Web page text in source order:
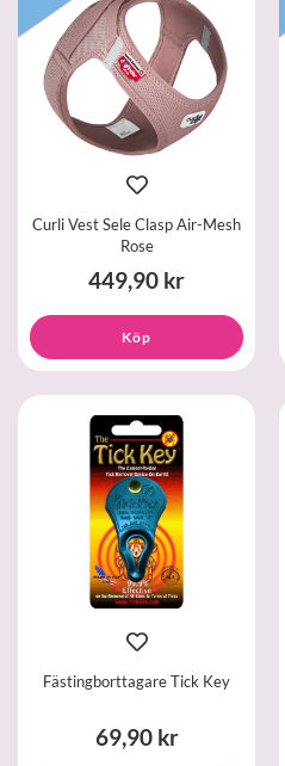
Curli Vest Sele Clasp Air-Mesh
Rose
449,90 kr
Köp
Fästingborttagare Tick Key
69,90 kr